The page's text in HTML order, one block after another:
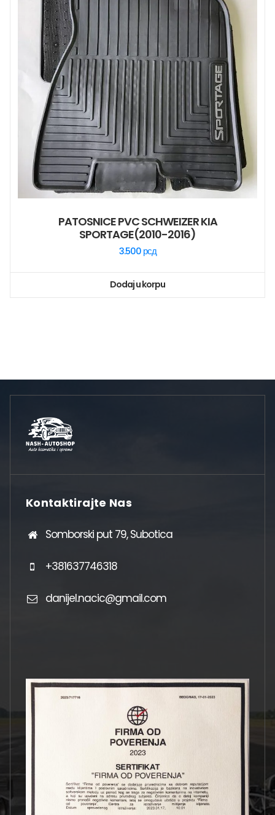
PATOSNICE PVC SCHWEIZER KIA
SPORTAGE(2010-2016)
3.500 рсд
Dodaj u korpu
Kontaktirajte Nas
Somborski put 79, Subotica
+381637746318
danijel.nacic@gmail.com